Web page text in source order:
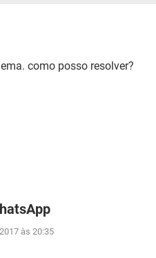
como posso resolver?
às 20:35